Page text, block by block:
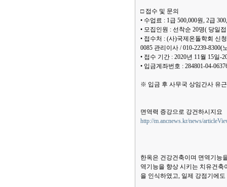
□ 접수 및 문의
• 수업료 : 1급 500,000원, 2급
• 모집인원 : 선착순 20명( 당일
• 접수처 : (사)국제온돌학회 신
0085 관리이사 / 010-2239-8300(
• 접수 기간 : 2020년 11월 15일-
• 입금계좌번호 : 284801-04-
※ 입금 후 사무국 상임간사 유
면역력 증강으로 강건하시지요
http://m.ancnews.kr/news/
한옥은 건강건축이며 면역기능
역기능을 향상 시키는 치유건
을 인식하였고, 일제 강점기에